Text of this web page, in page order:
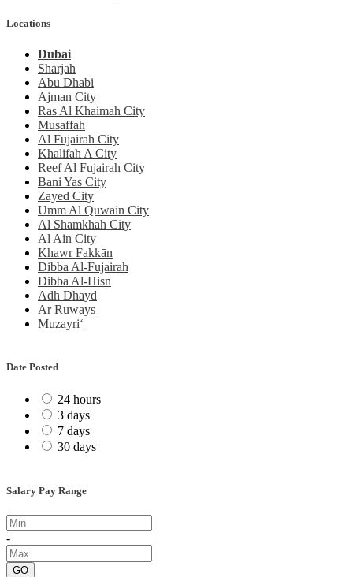
Locations
Dubai
Sharjah
Abu Dhabi
Ajman City
Ras Al Khaimah City
Musaffah
Al Fujairah City
Khalifah A City
Reef Al Fujairah City
Bani Yas City
Zayed City
Umm Al Quwain City
Al Shamkhah City
Al Ain City
Khawr Fakkān
Dibba Al-Fujairah
Dibba Al-Hisn
Adh Dhayd
Ar Ruways
Muzayri‘
Date Posted
24 hours
3 days
7 days
30 days
Salary Pay Range
-
GO